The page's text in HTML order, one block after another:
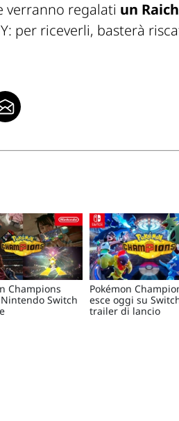
verranno regalati un
per riceverli, basterà
Champions
Switch
Pokémon
esce oggi su
trailer di lancio